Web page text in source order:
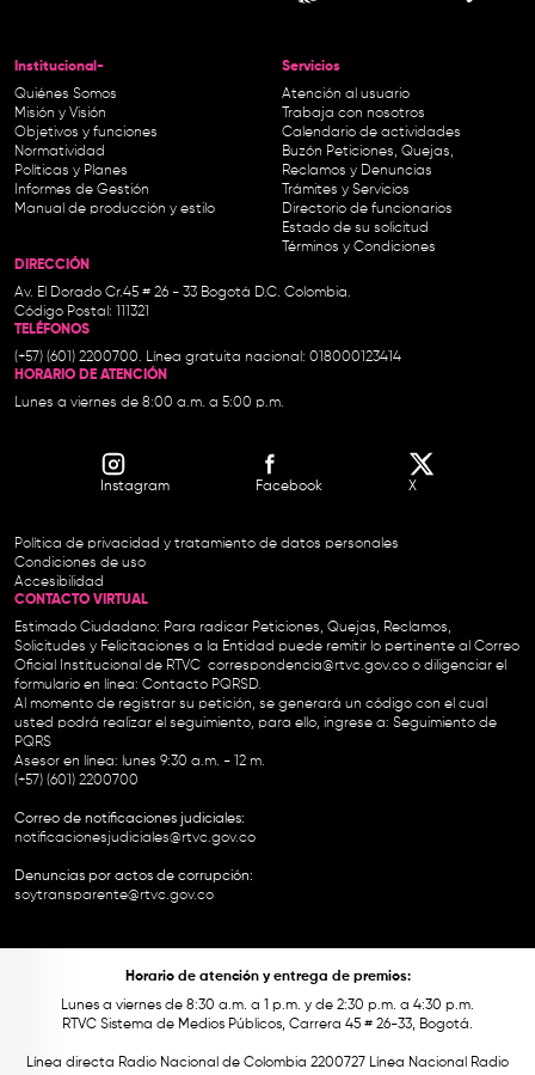
Institucional-
Quiénes Somos
Misión y Visión
Objetivos y funciones
Normatividad
Políticas y Planes
Informes de Gestión
Manual de producción y estilo
Servicios
Atención al usuario
Trabaja con nosotros
Calendario de actividades
Buzón Peticiones, Quejas,
Reclamos y Denuncias
Trámites y Servicios
Directorio de funcionarios
Estado de su solicitud
Términos y Condiciones
DIRECCIÓN
Av. El Dorado Cr.45 # 26 - 33 Bogotá D.C. Colombia.
Código Postal: 111321
TELÉFONOS
(+57) (601) 2200700. Línea gratuita nacional: 018000123414
HORARIO DE ATENCIÓN
Lunes a viernes de 8:00 a.m. a 5:00 p.m.
Instagram Facebook X
Política de privacidad y tratamiento de datos personales
Condiciones de uso
Accesibilidad
CONTACTO VIRTUAL
Estimado Ciudadano: Para radicar Peticiones, Quejas, Reclamos,
Solicitudes y Felicitaciones a la Entidad puede remitir lo pertinente al Correo
Oficial Institucional de RTVC correspondencia@rtvc.gov.co o diligenciar el
formulario en línea: Contacto PQRSD.
Al momento de registrar su petición, se generará un código con el cual
usted podrá realizar el seguimiento, para ello, ingrese a: Seguimiento de
PQRS
Asesor en línea: lunes 9:30 a.m. - 12 m.
(+57) (601) 2200700
Correo de notificaciones judiciales:
notificacionesjudiciales@rtvc.gov.co
Denuncias por actos de corrupción:
soytransparente@rtvc.gov.co
Horario de atención y entrega de premios:
Lunes a viernes de 8:30 a.m. a 1 p.m. y de 2:30 p.m. a 4:30 p.m.
RTVC Sistema de Medios Públicos, Carrera 45 # 26-33, Bogotá.
Línea directa Radio Nacional de Colombia 2200727 Línea Nacional Radio